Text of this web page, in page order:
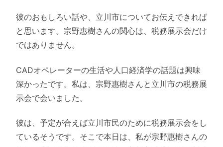
彼のおもしろい話や、立川市についてお伝えできれば
と思います。宗野惠樹さんの関心は、税務展示会だけ
ではありません。
CADオペレーターの生活や人口経済学の話題は興味
深かったです。私は、宗野惠樹さんと立川市の税務展
示会で会いました。
彼は、予定が合えば立川市民のために税務展示会をし
ているそうです。そこで本日は、私が宗野惠樹さんの